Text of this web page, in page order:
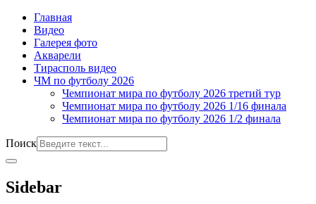
Главная
Видео
Галерея фото
Акварели
Тирасполь видео
ЧМ по футболу 2026
Чемпионат мира по футболу 2026 третий тур
Чемпионат мира по футболу 2026 1/16 финала
Чемпионат мира по футболу 2026 1/2 финала
Поиск
Sidebar